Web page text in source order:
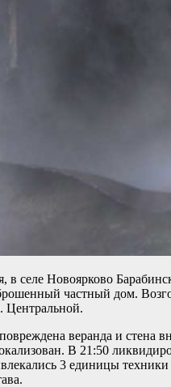
в селе Новоярково
частный дом.
Центральной.
веранда и стена
В 21:50
3 единицы техники